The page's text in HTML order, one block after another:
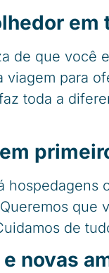
em
de que você
para
toda a
hospedagens
que
de
novas